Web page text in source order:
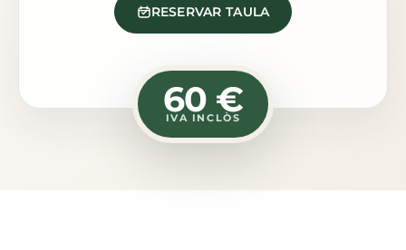
RESERVAR TAULA
60 €
IVA INCLÒS